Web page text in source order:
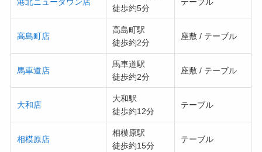
徒歩約5分
高島町店
高島町駅
徒歩約2分
座敷 / テーブル
馬車道店
馬車道駅
徒歩約2分
座敷 / テーブル
大和店
大和駅
徒歩約12分
テーブル
相模原店
相模原駅
徒歩約15分
テーブル